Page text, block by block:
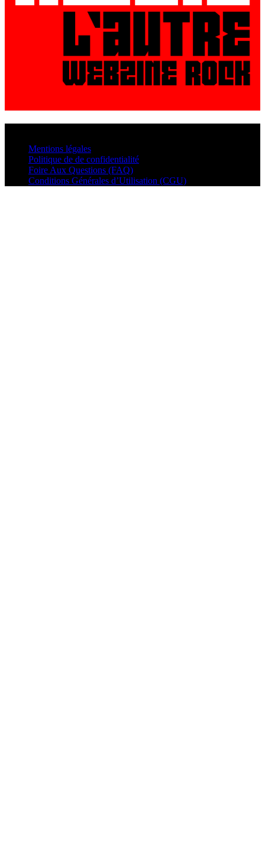
Mentions légales
Politique de de confidentialité
Foire Aux Questions (FAQ)
Conditions Générales d’Utilisation (CGU)